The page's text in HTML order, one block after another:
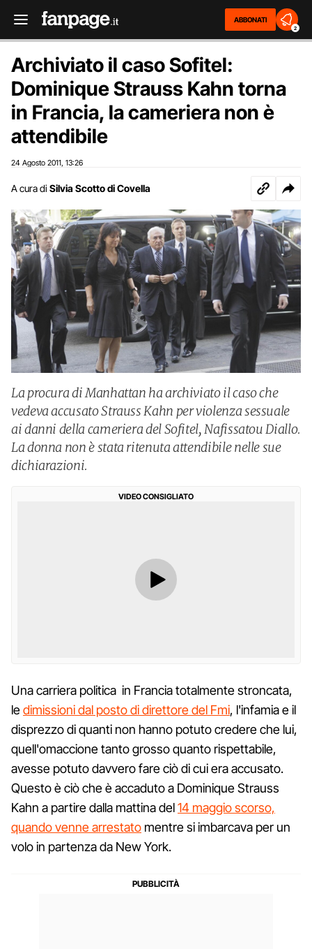
ABBONATI
2
Archiviato il caso Sofitel:
Dominique Strauss Kahn torna
in Francia, la cameriera non è
attendibile
24 Agosto 2011 13:26
A cura di Silvia Scotto di Covella
La procura di Manhattan ha archiviato il caso che
vedeva accusato Strauss Kahn per violenza sessuale
ai danni della cameriera del Sofitel, Nafissatou Diallo.
La donna non è stata ritenuta attendibile nelle sue
dichiarazioni.
VIDEO CONSIGLIATO
Una carriera politica in Francia totalmente stroncata,
ledimissioni dal posto di direttore del Fmi, l'infamia e il
disprezzo di quanti non hanno potuto credere che lui,
quell'omaccione tanto grosso quanto rispettabile,
avesse potuto davvero fare ciò di cui era accusato.
Questo è ciò che è accaduto a Dominique Strauss
Kahn a partire dalla mattina del14 maggio scorso,
quando venne arrestato mentre si imbarcava per un
volo in partenza da New York.